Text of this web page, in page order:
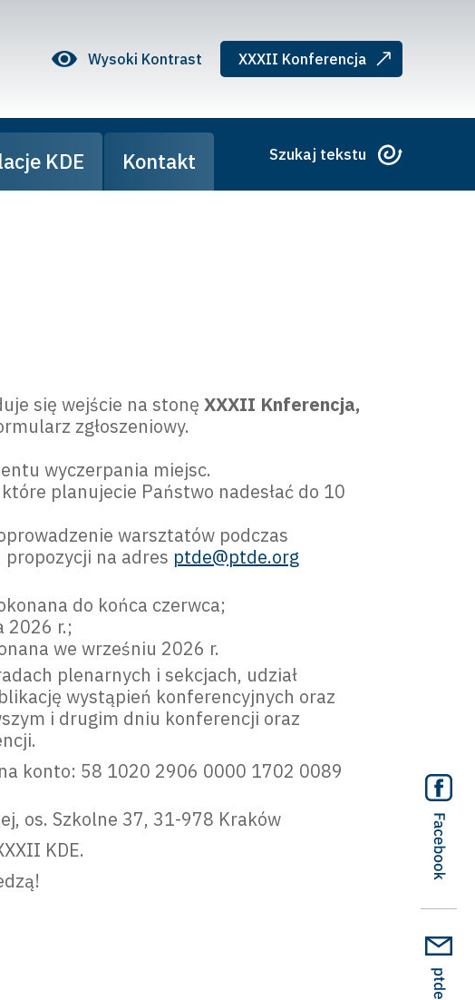
XXXII Konferencja
Wysoki Kontrast
KDE Kontakt Szukaj tekstu
się wejście na stonę XXXII Knferencja,
zgłoszeniowy.
wyczerpania miejsc.
planujecie Państwo nadesłać do 10
warsztatów podczas
na adres ptde@ptde.org
do końca czerwca;
2026 r.;
we wrześniu 2026 r.
plenarnych i sekcjach, udział
wystąpień konferencyjnych oraz
i drugim dniu konferencji oraz
konto: 58 1020 2906 0000 1702 0089
os. Szkolne 37, 31-978 Kraków
KDE.